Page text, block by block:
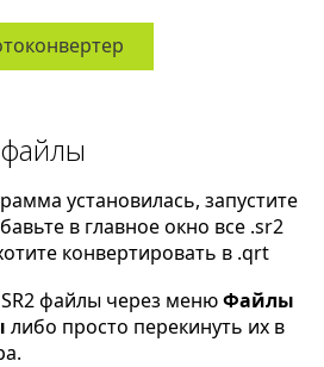
установилась, запустите
в главное окно все .sr2
конвертировать в .qrt
файлы через менюФайлы
либо просто перекинуть их в